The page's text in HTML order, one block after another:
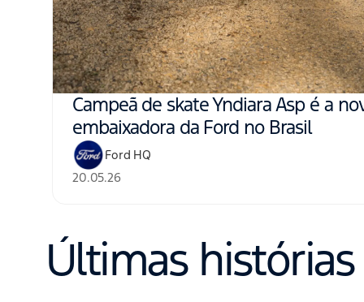
Campeã de skate Yndiara Asp é a
embaixadora da Ford no Brasil
Ford HQ
20.05.26
Últimas histórias